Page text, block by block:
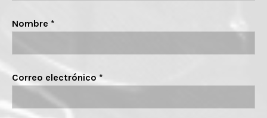
Nombre *
Correo electrónico *